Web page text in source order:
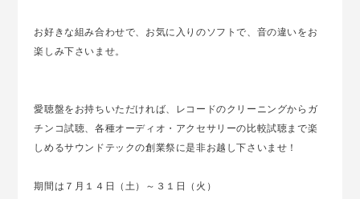
お好きな組み合わせで、お気に入りのソフトで、音の違いをお
楽しみ下さいませ。
愛聴盤をお持ちいただければ、レコードのクリーニングからガ
チンコ試聴、各種オーディオ・アクセサリーの比較試聴まで楽
しめるサウンドテックの創業祭に是非お越し下さいませ！
期間は７月１４日（土）～３１日（火）